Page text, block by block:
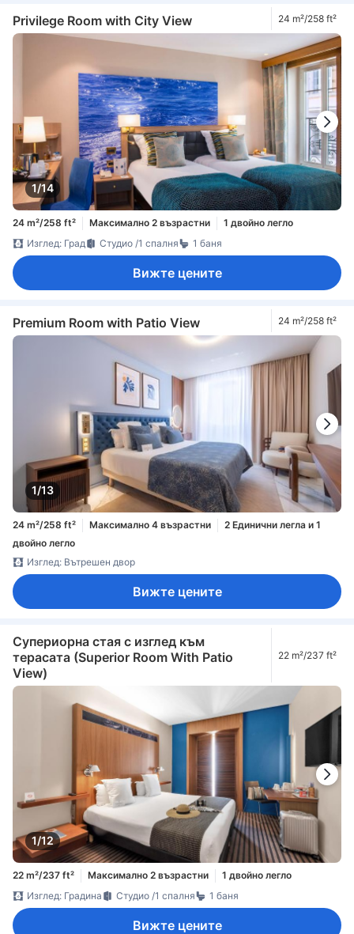
Privilege Room with City View 24 m²/258 ft²
1/14
24 m²/258 ft² Максимално 2 възрастни
1 двойно легло
Изглед: Град
Студио /1 спалня 1 баня
Вижте цените
Premium Room with Patio View 24 m²/258 ft²
1/13
24 m²/258 ft² Максимално 4 възрастни
2 Единични легла и 1
двойно легло
Изглед: Вътрешен двор
Вижте цените
Супериорна стая с изглед към
терасата (Superior Room With Patio
View)
22 m²/237 ft²
1/12
22 m²/237 ft² Максимално 2 възрастни
1 двойно легло
Изглед: Градина
Студио /1 спалня 1 баня
Вижте цените